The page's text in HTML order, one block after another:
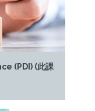
(PDI) (此課